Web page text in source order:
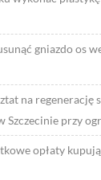
gniazdo os
na regenerację
Szczecinie przy
opłaty